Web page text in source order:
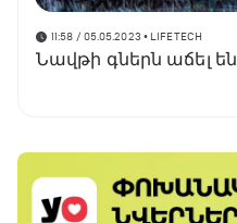
11:58 / 05.05.2023 • LIFETECH
Նավթի գներն աճել են